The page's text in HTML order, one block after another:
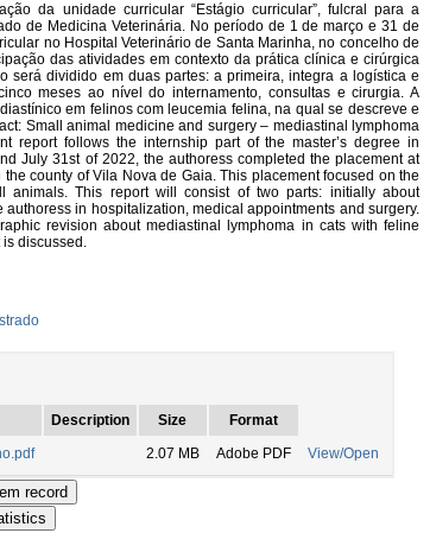
da unidade curricular “Estágio curricular”, fulcral para a
de Medicina Veterinária. No período de 1 de março e 31 de
no Hospital Veterinário de Santa Marinha, no concelho de
das atividades em contexto da prática clínica e cirúrgica
será dividido em duas partes: a primeira, integra a logística e
meses ao nível do internamento, consultas e cirurgia. A
em felinos com leucemia felina, na qual se descreve e
Small animal medicine and surgery – mediastinal lymphoma
report follows the internship part of the master’s degree in
July 31st of 2022, the authoress completed the placement at
county of Vila Nova de Gaia. This placement focused on the
animals. This report will consist of two parts: initially about
in hospitalization, medical appointments and surgery.
revision about mediastinal lymphoma in cats with feline
is discussed.
Description Size
Format
2.07 MB Adobe PDF View/Open